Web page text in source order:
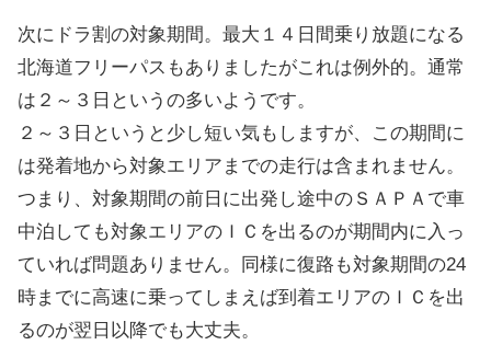
次にドラ割の対象期間。最大１４日間乗り放題になる
北海道フリーパスもありましたがこれは例外的。通常
は２～３日というの多いようです。
２～３日というと少し短い気もしますが、この期間に
は発着地から対象エリアまでの走行は含まれません。
つまり、対象期間の前日に出発し途中のＳＡＰＡで車
中泊しても対象エリアのＩＣを出るのが期間内に入っ
ていれば問題ありません。同様に復路も対象期間の24
時までに高速に乗ってしまえば到着エリアのＩＣを出
るのが翌日以降でも大丈夫。